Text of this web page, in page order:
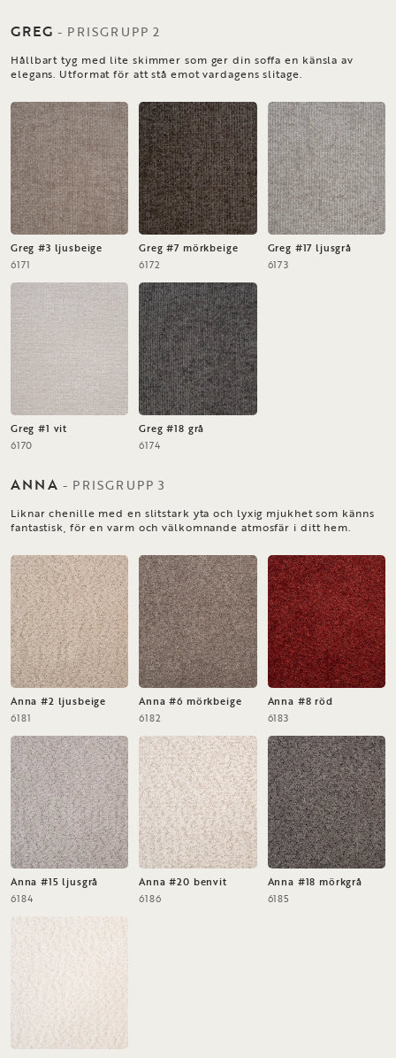
GREG - PRISGRUPP 2
Hållbart tyg med lite skimmer som ger din soffa en känsla av
elegans. Utformat för att stå emot vardagens slitage.
Greg #3 ljusbeige
6171
Greg #7 mörkbeige
6172
Greg #17 ljusgrå
6173
Greg #1 vit
6170
Greg #18 grå
6174
ANNA - PRISGRUPP 3
Liknar chenille med en slitstark yta och lyxig mjukhet som känns
fantastisk, för en varm och välkomnande atmosfär i ditt hem.
Anna #2 ljusbeige
6181
Anna #6 mörkbeige
6182
Anna #8 röd
6183
Anna #15 ljusgrå
6184
Anna #20 benvit
6186
Anna #18 mörkgrå
6185